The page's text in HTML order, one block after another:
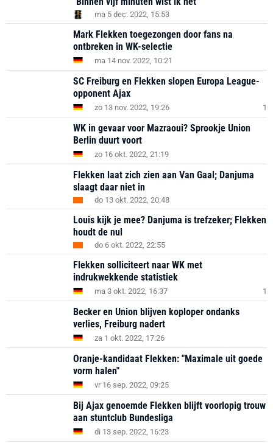
ma 5 dec. 2022, 15:53
Mark Flekken toegezongen door fans na
ontbreken in WK-selectie
ma 14 nov. 2022, 10:21
SC Freiburg en Flekken slopen Europa League-
opponent Ajax
zo 13 nov. 2022, 19:26 1
WK in gevaar voor Mazraoui? Sprookje Union
Berlin duurt voort
zo 16 okt. 2022, 21:19
Flekken laat zich zien aan Van Gaal; Danjuma
slaagt daar niet in
do 13 okt. 2022, 20:48
Louis kijk je mee? Danjuma is trefzeker; Flekken
houdt de nul
do 6 okt. 2022, 22:55
Flekken solliciteert naar WK met
indrukwekkende statistiek
ma 3 okt. 2022, 16:37 1
Becker en Union blijven koploper ondanks
verlies, Freiburg nadert
za 1 okt. 2022, 17:26
Oranje-kandidaat Flekken: "Maximale uit goede
vorm halen"
vr 16 sep. 2022, 09:25
Bij Ajax genoemde Flekken blijft voorlopig trouw
aan stuntclub Bundesliga
di 13 sep. 2022, 16:23